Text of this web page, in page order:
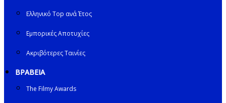
Ελληνικό Top ανά Έτος
Εμπορικές Αποτυχίες
Ακριβότερες Ταινίες
ΒΡΑΒΕΙΑ
The Filmy Awards